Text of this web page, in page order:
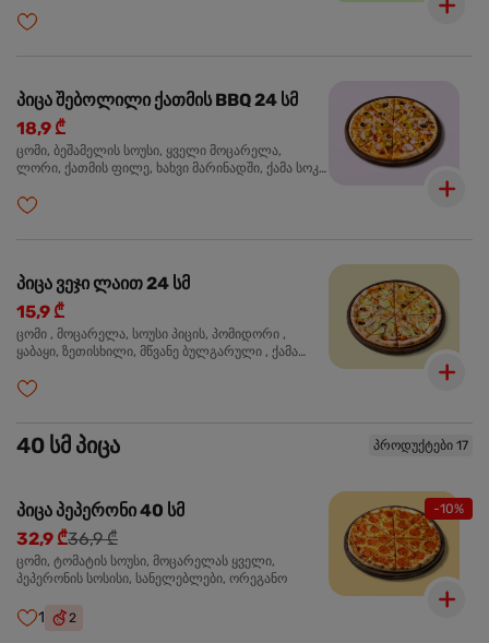
პიცა შებოლილი ქათმის BBQ 24 სმ
18,9 ₾
ცომი, ბეშამელის სოუსი, ყველი მოცარელა,
ლორი, ქათმის ფილე, ხახვი მარინადში, ქამა სოკო
პიცა ვეჯი ლაით 24 სმ
15,9 ₾
ცომი , მოცარელა, სოუსი პიცის, პომიდორი ,
ყაბაყი, ზეთისხილი, მწვანე ბულგარული , ქამა
40 სმ პიცა პროდუქტები 17
-10%
პიცა პეპერონი 40 სმ
32,9 ₾36,9 ₾
ცომი, ტომატის სოუსი, მოცარელას ყველი,
პეპერონის სოსისი, სანელებლები, ორეგანო
1 2